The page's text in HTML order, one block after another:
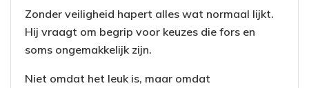
Zonder veiligheid hapert alles wat normaal lijkt.
Hij vraagt om begrip voor keuzes die fors en
soms ongemakkelijk zijn.
Niet omdat het leuk is, maar omdat